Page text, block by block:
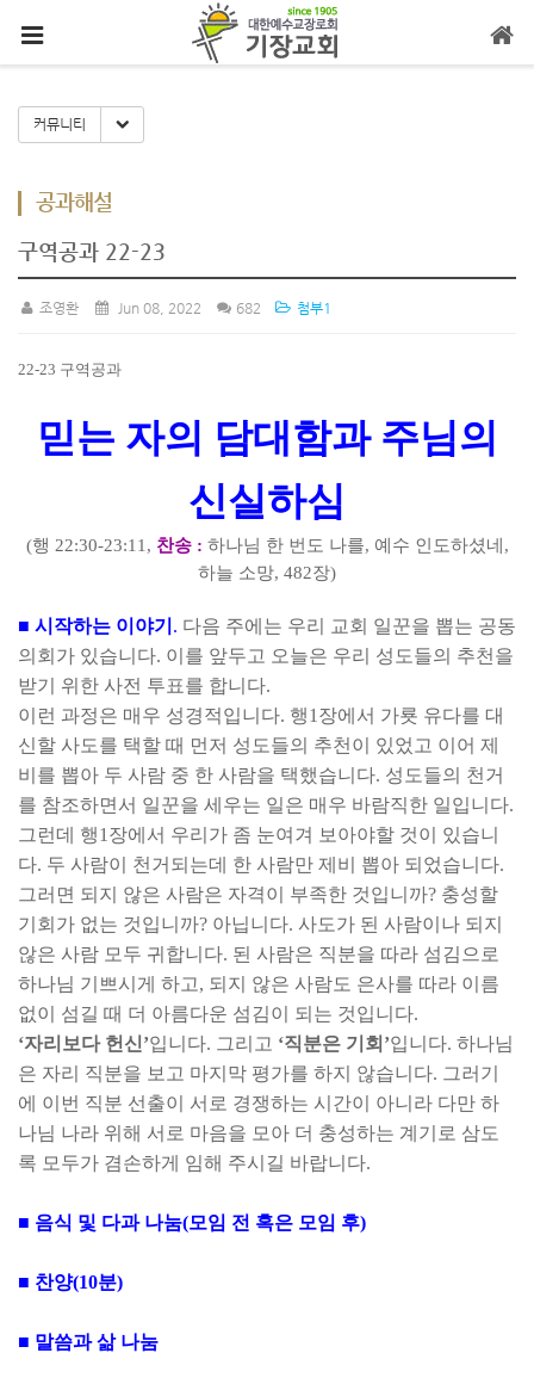
커뮤니티 Toggle Dropdown
공과해설
구역공과 22-23
조영환 Jun 08, 2022 682 첨부1
22-23 구역공과
믿는 자의 담대함과 주님의
신실하심
(행 22:30-23:11, 찬송 : 하나님 한 번도 나를, 예수 인도하셨네 ,
하늘 소망, 482장)
■ 시작하는 이야기 . 다음 주에는 우리 교회 일꾼을 뽑는 공동
의회가 있습니다. 이를 앞두고 오늘은 우리 성도들의 추천을
받기 위한 사전 투표를 합니다.
이런 과정은 매우 성경적입니다. 행1 장에서 가룟 유다를 대
신할 사도를 택할 때 먼저 성도들의 추천이 있었고 이어 제
비를 뽑아 두 사람 중 한 사람을 택했습니다. 성도들의 천거
를 참조하면서 일꾼을 세우는 일은 매우 바람직한 일입니다.
그런데 행1 장에서 우리가 좀 눈여겨 보아야할 것이 있습니
다. 두 사람이 천거되는데 한 사람만 제비 뽑아 되었습니다.
그러면 되지 않은 사람은 자격이 부족한 것입니까? 충성할
기회가 없는 것입니까? 아닙니다. 사도가 된 사람이나 되지
않은 사람 모두 귀합니다. 된 사람은 직분을 따라 섬김으로
하나님 기쁘시게 하고, 되지 않은 사람도 은사를 따라 이름
없이 섬길 때 더 아름다운 섬김이 되는 것입니다.
‘자리보다 헌신’입니다. 그리고 ‘직분은 기회 ’입니다. 하나님
은 자리 직분을 보고 마지막 평가를 하지 않습니다. 그러기
에 이번 직분 선출이 서로 경쟁하는 시간이 아니라 다만 하
나님 나라 위해 서로 마음을 모아 더 충성하는 계기로 삼도
록 모두가 겸손하게 임해 주시길 바랍니다.
■ 음식 및 다과 나눔(모임 전 혹은 모임 후)
■ 찬양(10분)
■ 말씀과 삶 나눔